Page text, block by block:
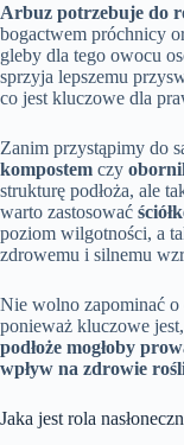
Arbuz potrzebuje do
bogactwem próchnicy
gleby dla tego owocu
sprzyja lepszemu
co jest kluczowe dla
Zanim przystąpimy do
kompostem czy
strukturę podłoża, ale
warto zastosować
poziom wilgotności, a
zdrowemu i silnemu
Nie wolno zapominać o
ponieważ kluczowe
podłoże mogłoby
wpływ na zdrowie
Jaka jest rola